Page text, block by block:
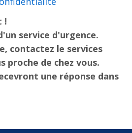
!
service d'urgence.
contactez le services
proche de chez vous.
une réponse dans